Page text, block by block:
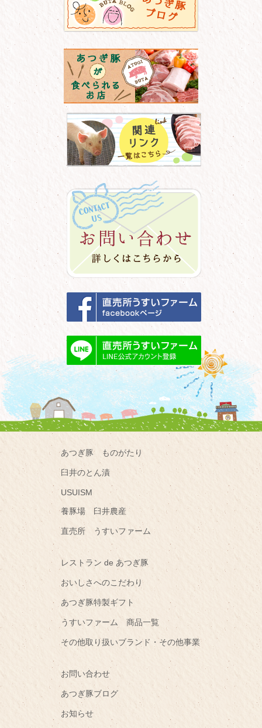
あつぎ豚 ものがたり
臼井のとん漬
USUISM
養豚場 臼井農産
直売所 うすいファーム
レストラン de あつぎ豚
おいしさへのこだわり
あつぎ豚特製ギフト
うすいファーム 商品一覧
その他取り扱いブランド・その他事業
お問い合わせ
あつぎ豚ブログ
お知らせ